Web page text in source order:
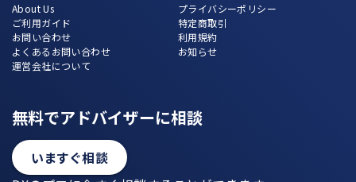
About Us
ご利用ガイド
お問い合わせ
よくあるお問い合わせ
運営会社について
プライバシーポリシー
特定商取引
利用規約
お知らせ
無料でアドバイザーに相談
いますぐ相談